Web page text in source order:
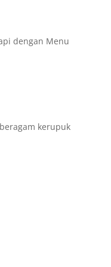
dengan Menu
kerupuk